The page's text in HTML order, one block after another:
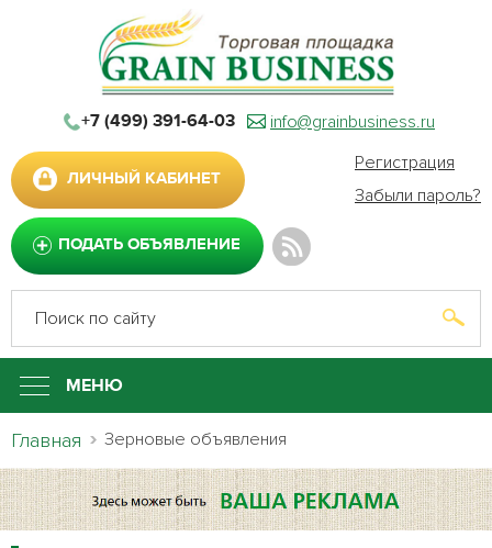
+7 (499) 391-64-03 info@grainbusiness.ru
ЛИЧНЫЙ КАБИНЕТ
Регистрация
Забыли пароль?
ПОДАТЬ ОБЪЯВЛЕНИЕ
МЕНЮ
Главная Зерновые объявления